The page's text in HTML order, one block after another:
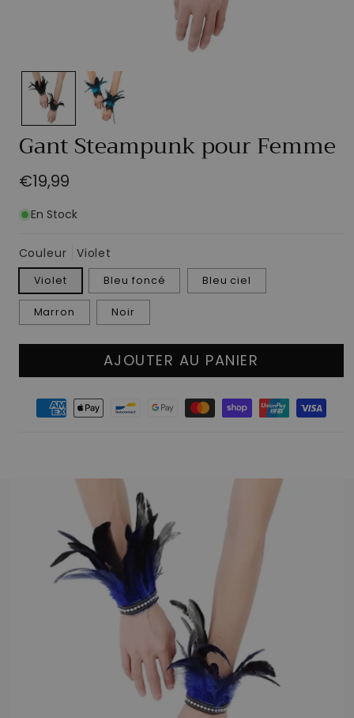
média
une
fenêtre
modale
Gant Steampunk pour Femme
Prix
habituel
€19,99
En Stock
Couleur Violet
Violet Bleu foncé Bleu ciel
Marron Noir
AJOUTER AU PANIER
Moyens